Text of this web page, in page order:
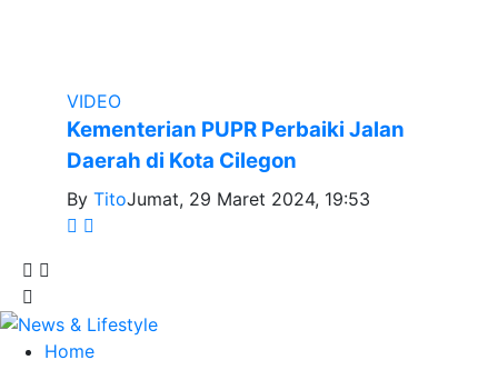
VIDEO
Kementerian PUPR Perbaiki Jalan
Daerah di Kota Cilegon
By TitoJumat, 29 Maret 2024, 19:53
Home